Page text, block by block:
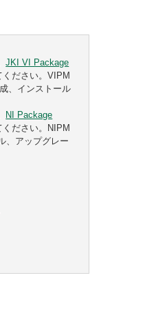
JKI VI Package
ください。VIPM
、インストール
NI Package
ださい。NIPM
、アップグレー